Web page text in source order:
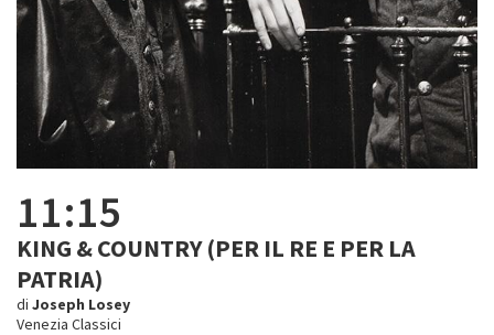
11:15
KING & COUNTRY (PER IL RE E PER LA
PATRIA)
di Joseph Losey
Venezia Classici